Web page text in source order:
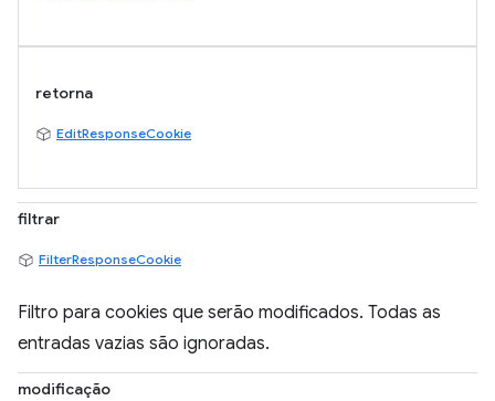
retorna
EditResponseCookie
filtrar
FilterResponseCookie
Filtro para cookies que serão modificados. Todas as
entradas vazias são ignoradas.
modificação